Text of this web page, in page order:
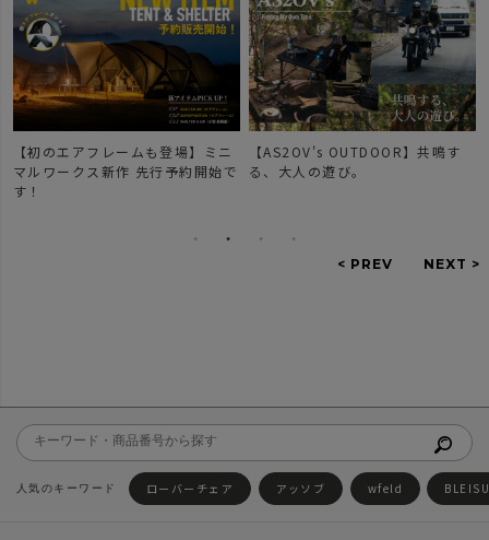
【初のエアフレームも登場】ミニ
マルワークス新作 先行予約開始で
す！
【AS2OV's OUTDOOR】共鳴す
る、大人の遊び。
ローバーチェア アッソブ wfeld